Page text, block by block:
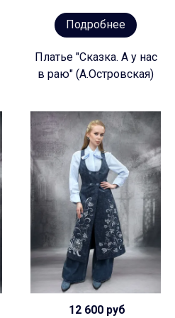
Подробнее
Платье "Сказка. А у нас
в раю" (А.Островская)
12 600 руб